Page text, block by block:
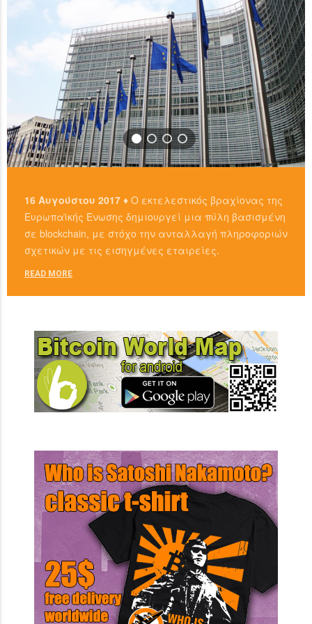
16 Αυγούστου 2017 ♦ Ο εκτελεστικός βραχίονας της
Ευρωπαϊκής Ένωσης δημιουργεί μια πύλη βασισμένη
σε blockchain, με στόχο την ανταλλαγή πληροφοριών
σχετικών με τις εισηγμένες εταιρείες.
READ MORE